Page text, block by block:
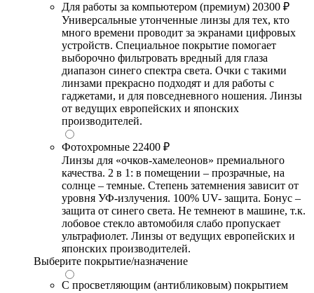
Для работы за компьютером (премиум) 20300 ₽
Универсальные утонченные линзы для тех, кто
много времени проводит за экранами цифровых
устройств. Специальное покрытие помогает
выборочно фильтровать вредный для глаза
диапазон синего спектра света. Очки с такими
линзами прекрасно подходят и для работы с
гаджетами, и для повседневного ношения. Линзы
от ведущих европейских и японских
производителей.
Фотохромные 22400 ₽
Линзы для «очков-хамелеонов» премиального
качества. 2 в 1: в помещении – прозрачные, на
солнце – темные. Степень затемнения зависит от
уровня УФ-излучения. 100% UV- защита. Бонус –
защита от синего света. Не темнеют в машине, т.к.
лобовое стекло автомобиля слабо пропускает
ультрафиолет. Линзы от ведущих европейских и
японских производителей.
Выберите покрытие/назначение
С просветляющим (антибликовым) покрытием